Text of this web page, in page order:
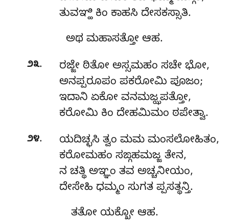
ತುವಞ್ಹಿ ಕಿಂ ಕಾಹಸಿ ದೇಸಕಸ್ಸಾತಿ.
ಅಥ ಮಹಾಸತ್ತೋ ಆಹ.
೨೩.
ರಜ್ಜೇ ಠಿತೋ ಅಸ್ಸಮಹಂ ಸಚೇ ಭೋ,
ಅನಪ್ಪರೂಪಂ ಪಕರೋಮಿ ಪೂಜಂ;
ಇದಾನಿ ಏಕೋ ವನಮಜ್ಝಪತ್ತೋ,
ಕರೋಮಿ ಕಿಂ ದೇಹಮಿಮಂ ಠಪೇತ್ವಾ.
೨೪.
ಯದಿಚ್ಛಸಿ ತ್ವಂ ಮಮ ಮಂಸಲೋಹಿತಂ,
ಕರೋಮಹಂ ಸಙ್ಗಹಮಜ್ಜ ತೇನ,
ನ ಚತ್ಥಿ ಅಞ್ಞಂ ತವ ಅಚ್ಚನೀಯಂ,
ದೇಸೇಹಿ ಧಮ್ಮಂ ಸುಗತ ಪ್ಪಸತ್ಥನ್ತಿ.
ತತೋ ಯಕ್ಖೋ ಆಹ.